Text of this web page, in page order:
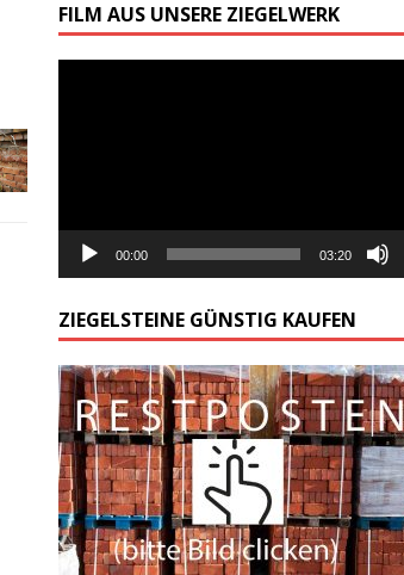
FILM AUS UNSERE ZIEGELWERK
00:00 03:20
ZIEGELSTEINE GÜNSTIG KAUFEN